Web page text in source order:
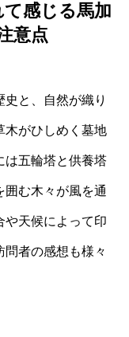
感じる馬加
意点
と、自然が織り
木がひしめく墓地
は五輪塔と供養塔
囲む木々が風を通
や天候によって印
者の感想も様々